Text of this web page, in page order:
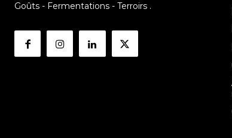
Goûts - Fermentations - Terroirs .